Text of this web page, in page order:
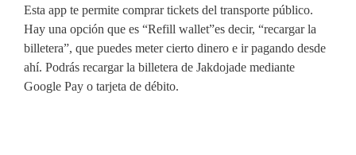
Esta app te permite comprar tickets del transporte público.
Hay una opción que es “Refill wallet”es decir, “recargar la
billetera”, que puedes meter cierto dinero e ir pagando desde
ahí. Podrás recargar la billetera de Jakdojade mediante
Google Pay o tarjeta de débito.